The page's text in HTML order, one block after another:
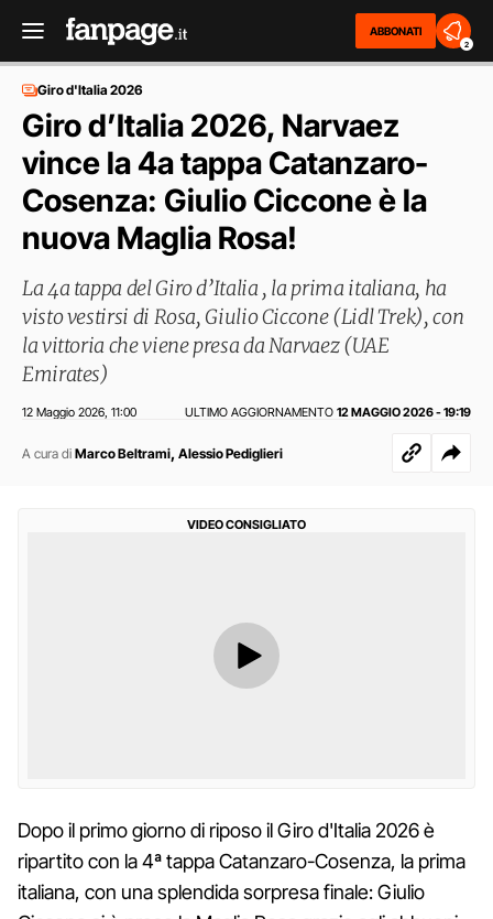
ABBONATI
2
Giro d'Italia 2026
Giro d’Italia 2026, Narvaez
vince la 4a tappa Catanzaro-
Cosenza: Giulio Ciccone è la
nuova Maglia Rosa!
La 4a tappa del Giro d’Italia , la prima italiana, ha
visto vestirsi di Rosa, Giulio Ciccone (Lidl Trek), con
la vittoria che viene presa da Narvaez (UAE
Emirates)
12 Maggio 2026 11:00 ULTIMO AGGIORNAMENTO 12 MAGGIO 2026 - 19:19
A cura di Marco Beltrami, Alessio Pediglieri
VIDEO CONSIGLIATO
Dopo il primo giorno di riposo il Giro d'Italia 2026 è
ripartito con la 4ª tappa Catanzaro-Cosenza, la prima
italiana, con una splendida sorpresa finale: Giulio